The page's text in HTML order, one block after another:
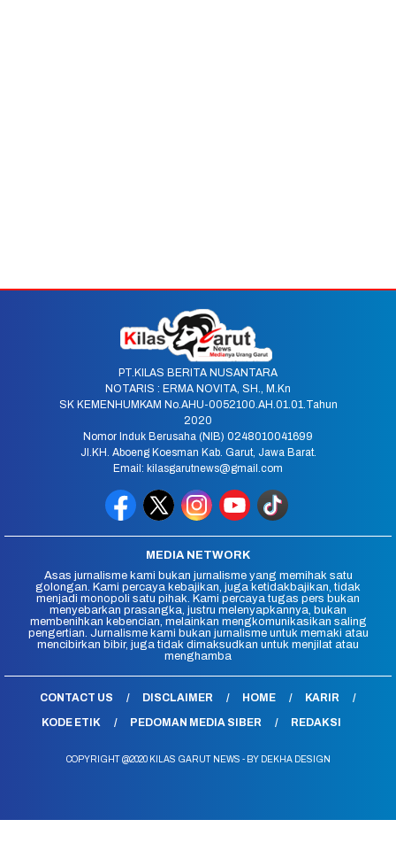
PT.KILAS BERITA NUSANTARA
NOTARIS : ERMA NOVITA, SH., M.Kn
SK KEMENHUMKAM No.AHU-0052100.AH.01.01.Tahun
2020
Nomor Induk Berusaha (NIB) 0248010041699
Jl.KH. Aboeng Koesman Kab. Garut, Jawa Barat.
Email: kilasgarutnews@gmail.com
MEDIA NETWORK
Asas jurnalisme kami bukan jurnalisme yang memihak satu
golongan. Kami percaya kebajikan, juga ketidakbajikan, tidak
menjadi monopoli satu pihak. Kami percaya tugas pers bukan
menyebarkan prasangka, justru melenyapkannya, bukan
membenihkan kebencian, melainkan mengkomunikasikan saling
pengertian. Jurnalisme kami bukan jurnalisme untuk memaki atau
mencibirkan bibir, juga tidak dimaksudkan untuk menjilat atau
menghamba
CONTACT US DISCLAIMER HOME
KARIR
KODE ETIK
PEDOMAN MEDIA SIBER REDAKSI
COPYRIGHT @2020 KILAS GARUT NEWS - BY DEKHA DESIGN